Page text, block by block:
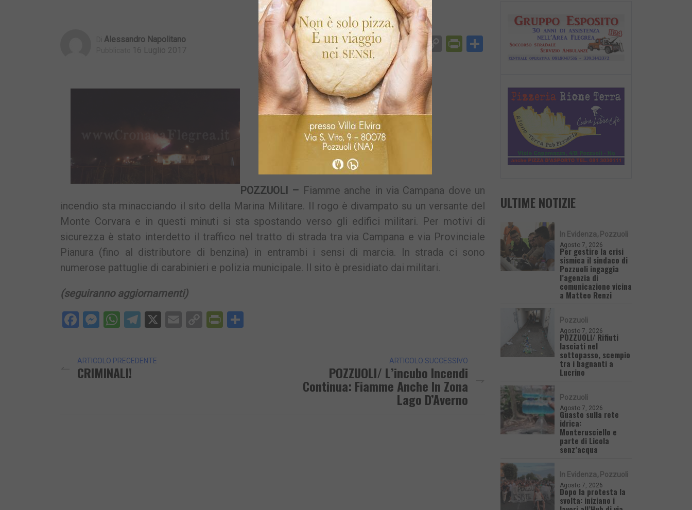
Alessandro Napolitano
16 Luglio 2017 Facebook
Messenger
WhatsApp
Telegram
X EmailCopyPrintFriendly
Condividi
POZZUOLI – Fiamme anche in via Campana dove un
incendio sta minacciando il sito della Marina Militare. Il rogo è divampato su un versante del
Monte Corvara e in questi minuti si sta spostando verso gli edifici militari. Per motivi di
sicurezza è stato interdetto il traffico nel tratto di strada tra via Campana e via Provinciale
Pianura (fino al distributore di benzina) in entrambi i sensi di marcia. In strada ci sono
numerose pattuglie di carabinieri e polizia municipale. Il sito è presidiato dai militari.
(seguiranno aggiornamenti)
Facebook
Messenger
WhatsApp
Telegram
X EmailCopyPrintFriendly
ARTICOLO PRECEDENTE
CRIMINALI!
ARTICOLO SUCCESSIVO
POZZUOLI/ L’incubo Incendi
Continua: Fiamme Anche In Zona
Lago D’Averno
ULTIME NOTIZIE
In Evidenza Pozzuoli
Agosto 7, 2026
Per gestire la crisi
sismica il sindaco di
Pozzuoli ingaggia
l’agenzia di
comunicazione vicina
a Matteo Renzi
Pozzuoli
Agosto 7, 2026
POZZUOLI/ Rifiuti
lasciati nel
sottopasso, scempio
tra i bagnanti a
Lucrino
Pozzuoli
Agosto 7, 2026
Guasto sulla rete
idrica:
Monterusciello e
parte di Licola
senz’acqua
In Evidenza Pozzuoli
Agosto 7, 2026
Dopo la protesta la
svolta: iniziano i